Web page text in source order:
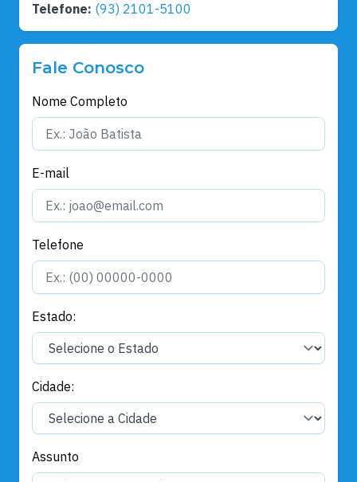
Telefone: (93) 2101-5100
Fale Conosco
Nome Completo
E-mail
Telefone
Estado:
Cidade:
Assunto